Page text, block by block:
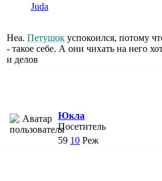
Juda
Неа. Петушок успокоился, потому
- такое себе. А они чихать на него
и делов
Юкла
Посетитель
59 10 Реж